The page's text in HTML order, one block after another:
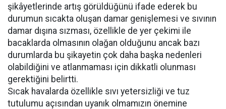
şikâyetlerinde artış görüldüğünü ifade ederek bu
durumun sıcakta oluşan damar genişlemesi ve sıvının
damar dışına sızması, özellikle de yer çekimi ile
bacaklarda olmasının olağan olduğunu ancak bazı
durumlarda bu şikayetin çok daha başka nedenleri
olabildiğini ve atlanmaması için dikkatli olunması
gerektiğini belirtti.
Sıcak havalarda özellikle sıvı yetersizliği ve tuz
tutulumu açısından uyanık olmamızın önemine